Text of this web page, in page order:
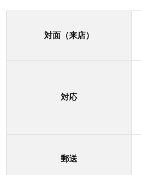
対面（来店）
対応
郵送